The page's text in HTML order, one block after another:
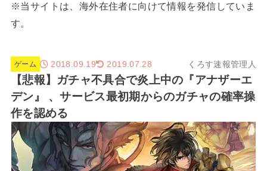
※当サイトは、海外在住者に向けて情報を発信していま
す。
ゲーム 2018.09.19 2019.07.28 くろす速報管理人
【悲報】ガチャ不具合で炎上中の『アナザーエ
デン』 、サービス最初期からのガチャの確率操
作を認める